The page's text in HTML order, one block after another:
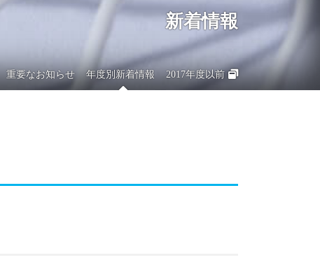
新着情報
重要なお知らせ 年度別新着情報 2017年度以前